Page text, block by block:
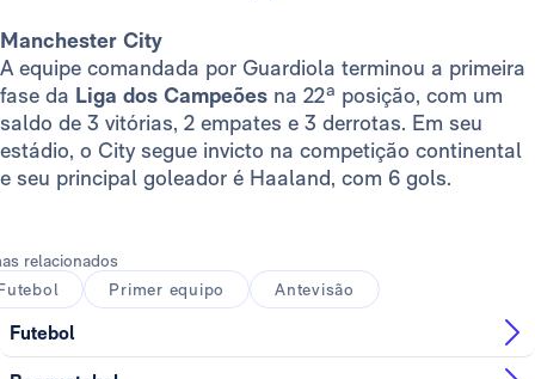
Manchester City
A equipe comandada por Guardiola terminou a primeira
fase da Liga dos Campeões na 22ª posição, com um
saldo de 3 vitórias, 2 empates e 3 derrotas. Em seu
estádio, o City segue invicto na competição continental
e seu principal goleador é Haaland, com 6 gols.
relacionados
Primer equipo Antevisão
Futebol